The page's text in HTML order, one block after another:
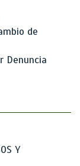
de
Denuncia
Y